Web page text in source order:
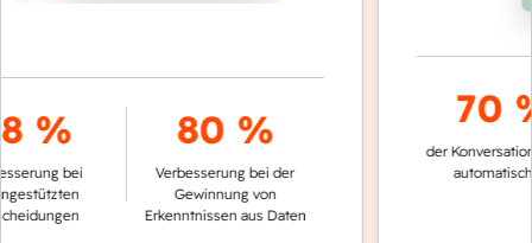
%
bei
80 %
Verbesserung bei der
Gewinnung von
Erkenntnissen aus Daten
70
der
automatisch